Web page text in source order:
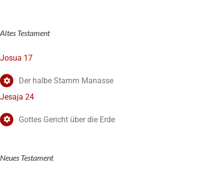
Altes Testament
Josua 17
Der halbe Stamm Manasse
Jesaja 24
Gottes Gericht über die Erde
Neues Testament